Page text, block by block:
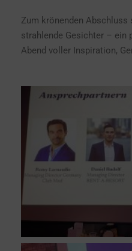
Zum krönenden
strahlende Gesichter – ein
Abend voller Inspiration,